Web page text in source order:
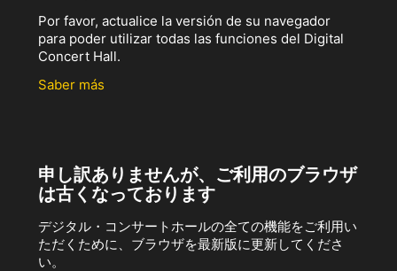
Por favor, actualice la versión de su navegador
para poder utilizar todas las funciones del Digital
Concert Hall.
Saber más
申し訳ありませんが、ご利用のブラウザ
は古くなっております
デジタル・コンサートホールの全ての機能をご利用い
ただくために、ブラウザを最新版に更新してくださ
い。